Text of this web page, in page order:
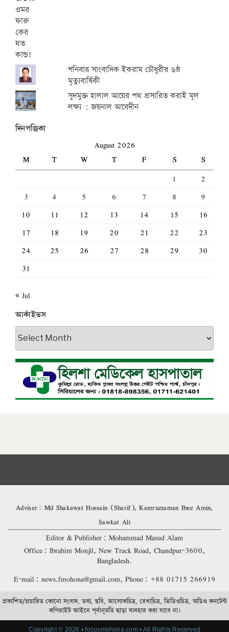
শনিবার সাংবাদিক ইকরাম চৌধুরীর ৬ষ্ঠ
মৃত্যুবার্ষিকী
সুদমুক্ত হালাল আয়ের পথ প্রসারিত করাই মূল
লক্ষ্য : জয়নাল আবেদীন
দিনপঞ্জিকা
August 2026
M
T W T F S
S
1
2
3
4 5 6 7 8
9
10
11 12 13 14 15
16
17
18 19 20 21 22
23
24
25 26 27 28 29
30
31
« Jul
আর্কাইভস
আর্কাইভস
Adviser: Md Shakawat Hossain (Sharif), Kamruzzaman Ibne Amin,
Sawkat Ali
Editor & Publisher: Mohammad Masud Alam
Office: Ibrahim Monjil, New Track Road, Chandpur-3600,
Bangladesh.
E-mail: news.fmohona@gmail.com, Phone: +88 01715 266919
প্রকাশিত/প্রচারিত কোনো সংবাদ, তথ্য, ছবি, আলোকচিত্র, রেখাচিত্র, ভিডিওচিত্র, অডিও কনটেন্ট
কপিরাইট আইনে পূর্বানুমতি ছাড়া ব্যবহার করা যাবে না।
Copyright © 2026 • focusmohona.com • All Rights Reserved